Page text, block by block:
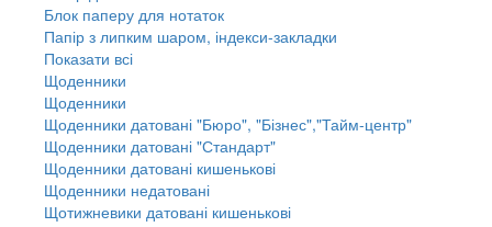
Блок паперу для нотаток
Папір з липким шаром, індекси-закладки
Показати всі
Щоденники
Щоденники
Щоденники датовані "Бюро", "Бізнес","Тайм-центр"
Щоденники датовані "Стандарт"
Щоденники датовані кишенькові
Щоденники недатовані
Щотижневики датовані кишенькові